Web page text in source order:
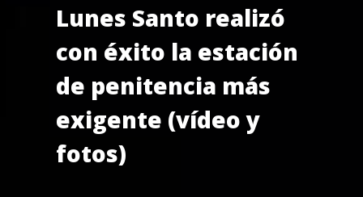
Lunes Santo realizó
con éxito la estación
de penitencia más
exigente (vídeo y
fotos)